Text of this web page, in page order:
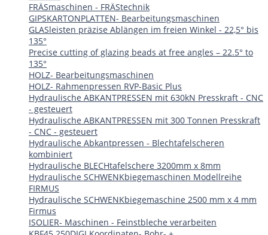
FRÄSmaschinen - FRÄStechnik
GIPSKARTONPLATTEN- Bearbeitungsmaschinen
GLASleisten präzise Ablängen im freien Winkel - 22,5° bis
135°
Precise cutting of glazing beads at free angles – 22.5° to
135°
HOLZ- Bearbeitungsmaschinen
HOLZ- Rahmenpressen RVP-Basic Plus
Hydraulische ABKANTPRESSEN mit 630kN Presskraft - CNC
- gesteuert
Hydraulische ABKANTPRESSEN mit 300 Tonnen Presskraft
- CNC - gesteuert
Hydraulische Abkantpressen - Blechtafelscheren
kombiniert
Hydraulische BLECHtafelschere 3200mm x 8mm
Hydraulische SCHWENKbiegemaschinen Modellreihe
FIRMUS
Hydraulische SCHWENKbiegemaschine 2500 mm x 4 mm
Firmus
ISOLIER- Maschinen - Feinstbleche verarbeiten